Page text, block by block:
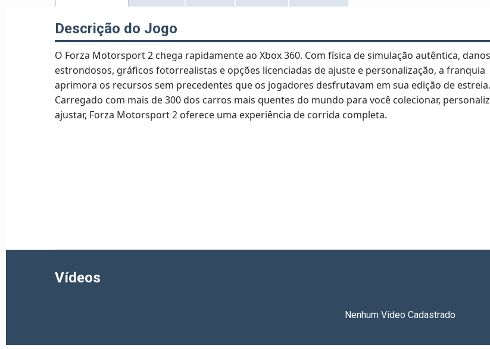
Descrição do Jogo
O Forza Motorsport 2 chega rapidamente ao Xbox 360. Com física de simulação autêntica, danos
estrondosos, gráficos fotorrealistas e opções licenciadas de ajuste e personalização, a franquia
aprimora os recursos sem precedentes que os jogadores desfrutavam em sua edição de estreia.
Carregado com mais de 300 dos carros mais quentes do mundo para você colecionar,
ajustar, Forza Motorsport 2 oferece uma experiência de corrida completa.
Vídeos
Nenhum Vídeo Cadastrado